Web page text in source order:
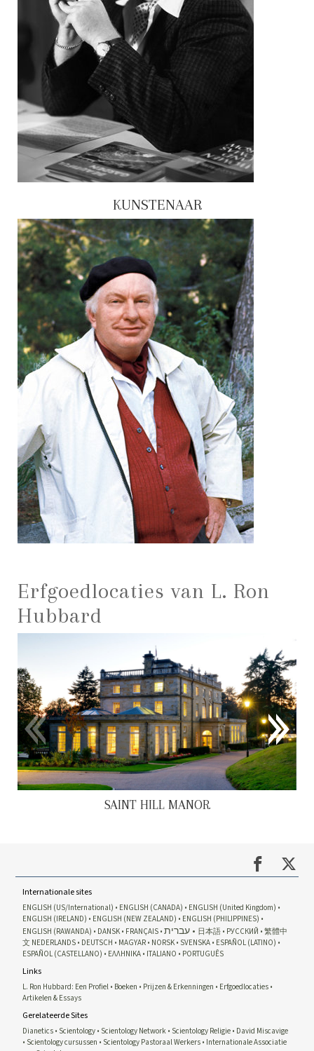
KUNSTENAAR
Erfgoedlocaties van L. Ron
Hubbard
SAINT HILL MANOR
Internationale sites
ENGLISH (US/International) ENGLISH (CANADA)
ENGLISH (United Kingdom)
ENGLISH (IRELAND)
ENGLISH (NEW ZEALAND)
ENGLISH (PHILIPPINES)
ENGLISH (RAWANDA)
DANSK FRANÇAIS עברית 日本語 РУССКИЙ
繁體中
文 NEDERLANDS DEUTSCH MAGYAR NORSK SVENSKA ESPAÑOL (LATINO)
ESPAÑOL (CASTELLANO)
ΕΛΛΗΝΙΚA ITALIANO PORTUGUÊS
Links
L. Ron Hubbard: Een Profiel Boeken Prijzen & Erkenningen
Erfgoedlocaties
Artikelen & Essays
Gerelateerde Sites
Dianetics Scientology Scientology Network Scientology Religie David Miscavige
Scientology cursussen
Scientology Pastoraal Werkers Internationale Associatie